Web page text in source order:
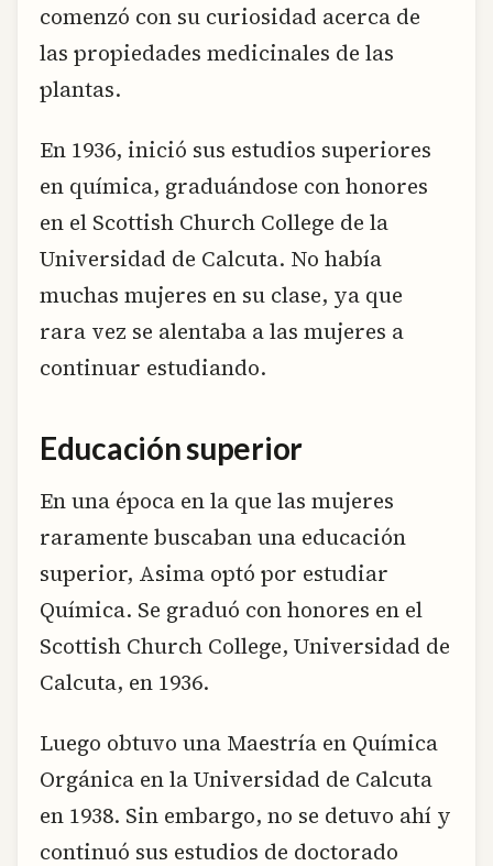
comenzó con su curiosidad acerca de
las propiedades medicinales de las
plantas.
En 1936, inició sus estudios superiores
en química, graduándose con honores
en el Scottish Church College de la
Universidad de Calcuta. No había
muchas mujeres en su clase, ya que
rara vez se alentaba a las mujeres a
continuar estudiando.
Educación superior
En una época en la que las mujeres
raramente buscaban una educación
superior, Asima optó por estudiar
Química. Se graduó con honores en el
Scottish Church College, Universidad de
Calcuta, en 1936.
Luego obtuvo una Maestría en Química
Orgánica en la Universidad de Calcuta
en 1938. Sin embargo, no se detuvo ahí y
continuó sus estudios de doctorado